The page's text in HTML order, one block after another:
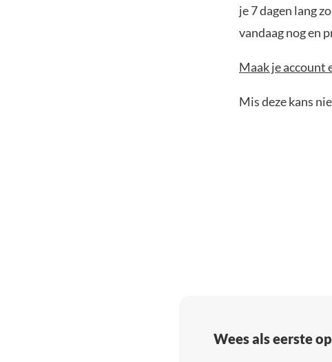
je 7 dagen lang
vandaag nog en
Maak je account
Mis deze kans
Wees als eerste